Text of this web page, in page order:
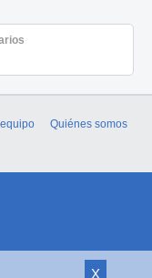
X
Quiénes somos